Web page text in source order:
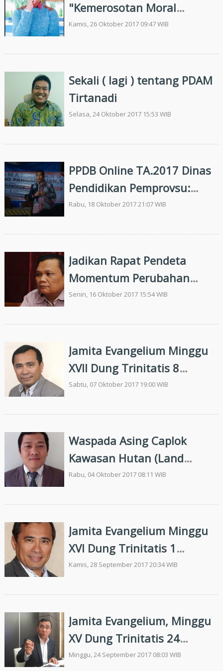
"Kemerosotan Moral
Mahasiswa"
Kamis, 26 Oktober 2017 09:47 WIB
Sekali ( lagi ) tentang PDAM
Tirtanadi
Selasa, 24 Oktober 2017 15:53 WIB
PPDB Online TA.2017 Dinas
Pendidikan Pemprovsu:
Pencitraan Gagal Total
Rabu, 18 Oktober 2017 21:07 WIB
Jadikan Rapat Pendeta
Momentum Perubahan
Pengangkatan Ephorus
Senin, 16 Oktober 2017 15:54 WIB
Jamita Evangelium Minggu
XVII Dung Trinitatis 8
Oktober 2017, Jesaya 5: 1-7
Sabtu, 07 Oktober 2017 19:00 WIB
Waspada Asing Caplok
Kawasan Hutan (Land
Grabbing dan Bio Piracy)
Rabu, 04 Oktober 2017 08:11 WIB
Jamita Evangelium Minggu
XVI Dung Trinitatis 1
Oktober 2017, Mateus 21:
ni Debata"
Kamis, 28 September 2017 20:34 WIB
Jamita Evangelium, Minggu
XV Dung Trinitatis 24
September 2017: Psalmen
Minggu, 24 September 2017 08:03 WIB